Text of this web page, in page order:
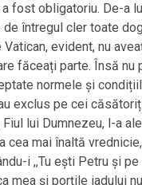
fost obligatoriu. De-a
întregul cler toate
evident, nu
făceați parte. Însă nu
normele și
exclus pe cei
lui Dumnezeu, l-a
cea mai înaltă
i ,,Tu ești Petru și
mea și porțile iadului